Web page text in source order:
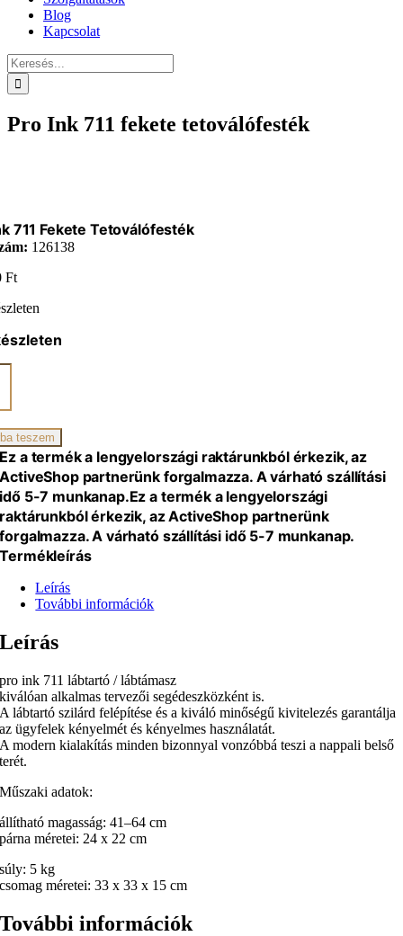
Blog
Kapcsolat
Keresés...
Pro Ink 711 fekete tetoválófesték
711 Fekete Tetoválófesték
126138
Ft
teszem
Ez a termék a lengyelországi raktárunkból érkezik, az
ActiveShop partnerünk forgalmazza. A várható szállítási
idő 5-7 munkanap.Ez a termék a lengyelországi
raktárunkból érkezik, az ActiveShop partnerünk
forgalmazza. A várható szállítási idő 5-7 munkanap.
Termékleírás
Leírás
További információk
Leírás
pro ink 711 lábtartó / lábtámasz
kiválóan alkalmas tervezői segédeszközként is.
A lábtartó szilárd felépítése és a kiváló minőségű kivitelezés garantálja
az ügyfelek kényelmét és kényelmes használatát.
A modern kialakítás minden bizonnyal vonzóbbá teszi a nappali belső
terét.
Műszaki adatok:
állítható magasság: 41–64 cm
párna méretei: 24 x 22 cm
súly: 5 kg
csomag méretei: 33 x 33 x 15 cm
További információk